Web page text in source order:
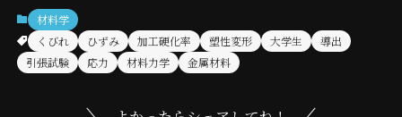
材料学
くびれ
ひずみ 加工硬化率 塑性変形 大学生
導出
引張試験
応力 材料力学 金属材料